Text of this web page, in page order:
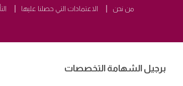
من نحن الاعتمادات التي حصلنا عليها
برجيل الشهامة التخصصات